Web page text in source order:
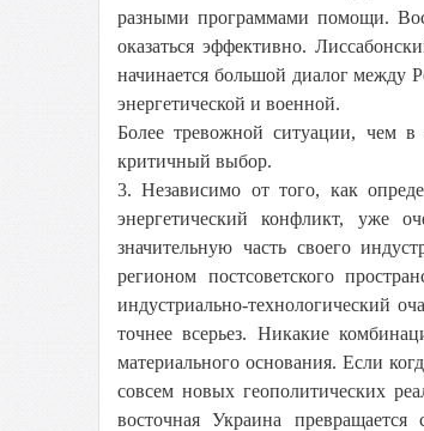
разными программами помощи.
оказаться эффективно.
начинается большой диалог между
энергетической и военной.
Более тревожной ситуации, чем
критичный выбор.
3. Независимо от того, как
энергетический конфликт, уже
значительную часть своего
регионом постсоветского
индустриально-технологический
точнее всерьез. Никакие
материального основания. Если
совсем новых геополитических
восточная Украина